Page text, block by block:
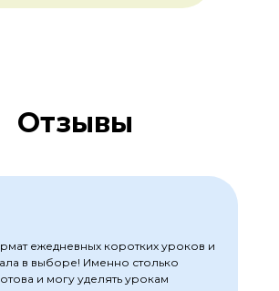
Отзывы
ежедневных коротких уроков и
в выборе! Именно столько
и могу уделять урокам